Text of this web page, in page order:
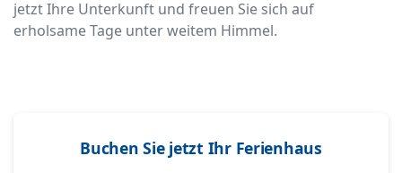
jetzt Ihre Unterkunft und freuen Sie sich auf
erholsame Tage unter weitem Himmel.
Buchen Sie jetzt Ihr Ferienhaus